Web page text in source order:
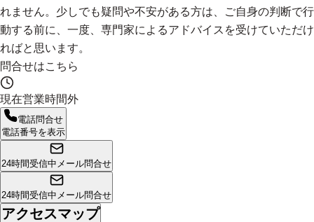
れません。少しでも疑問や不安がある方は、ご自身の判断で行
動する前に、一度、専門家によるアドバイスを受けていただけ
ればと思います。
問合せはこちら
現在営業時間外
電話問合せ
電話番号を表示
24時間受信中 メール問合せ
24時間受信中 メール問合せ
アクセスマップ